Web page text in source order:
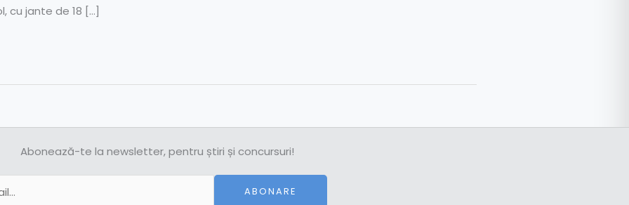
cu jante de 18 […]
Abonează-te la newsletter, pentru știri și concursuri!
ABONARE